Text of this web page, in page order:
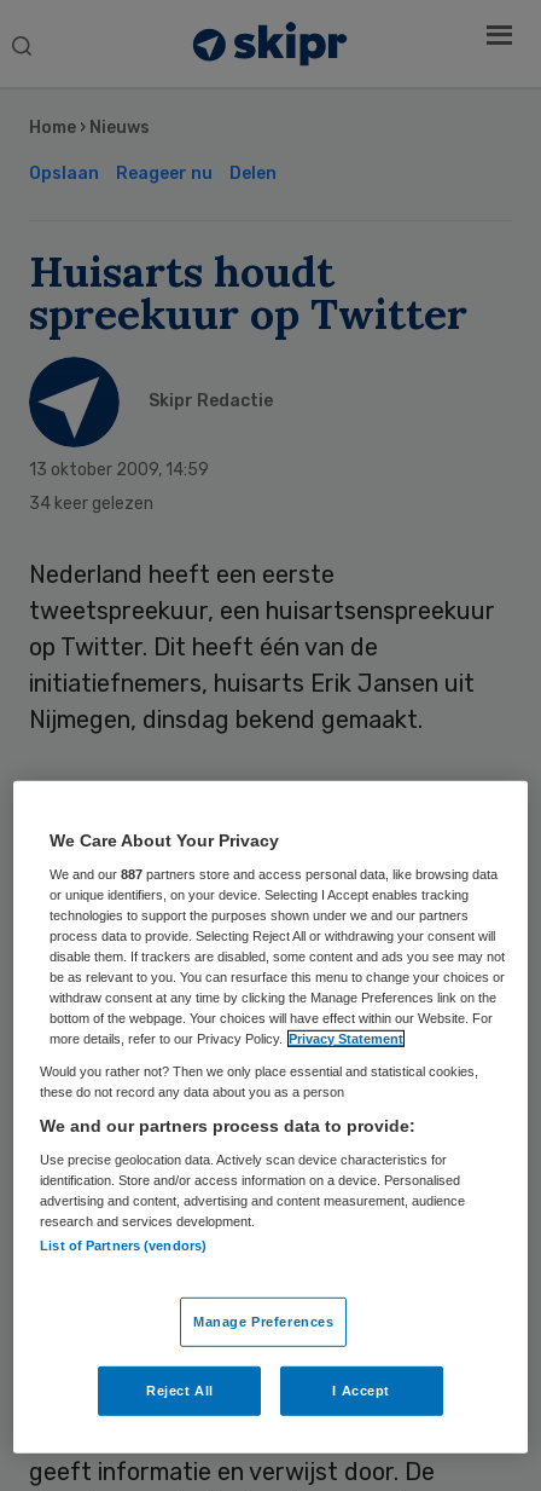
Search
Home › Nieuws
Opslaan Reageer nu Delen
Huisarts houdt
spreekuur op Twitter
Skipr Redactie
13 oktober 2009, 14:59
34 keer gelezen
Nederland heeft een eerste
tweetspreekuur, een huisartsenspreekuur
op Twitter. Dit heeft één van de
initiatiefnemers, huisarts Erik Jansen uit
Nijmegen, dinsdag bekend gemaakt.
kunnen mensen
vragen stellen over hun gezondheid.
Huisarts Jansen en basisarts Bart
Brandenburg geven voor zover mogelijk
antwoord en adviseren indien nodig mensen
hun eigen huisarts te bellen of naar het
acute noodnummer. Als de twitteraar
privacy wil, kan hij een inlogcode krijgen van
@tweetspreekuur. Hij of zij kan dan privé
verder praten met de dokter op de site
tweet.webspreekuur.nl, een ontwerp van
partner Filip van Dijk.
Gratis dienst
Tweetspreekuur geeft geen bindende
geeft informatie en verwijst door. De
Sidebar
We Care About Your Privacy
We and our887 partners store and access personal data, like browsing data
or unique identifiers, on your device. Selecting I Accept enables tracking
technologies to support the purposes shown under we and our partners
process data to provide. Selecting Reject All or withdrawing your consent will
disable them. If trackers are disabled, some content and ads you see may not
be as relevant to you. You can resurface this menu to change your choices or
withdraw consent at any time by clicking the Manage Preferences link on the
bottom of the webpage. Your choices will have effect within our Website. For
more details, refer to our Privacy Policy.
Privacy Statement
Would you rather not? Then we only place essential and statistical cookies,
these do not record any data about you as a person
We and our partners process data to provide:
Use precise geolocation data. Actively scan device characteristics for
identification. Store and/or access information on a device. Personalised
advertising and content, advertising and content measurement, audience
research and services development.
List of Partners (vendors)
Manage Preferences
Reject All I Accept